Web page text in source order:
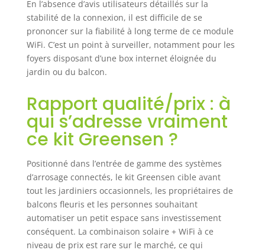
données
météorologiques
locales, à la
température et au
lever et au
d'éviter un
arrosage excessif
et vos plantes
reçoivent de l'eau
exactement
ont vraiment
besoin, même
pendant vos
vacances. Kit
complet avec tous
les accessoires
nécessaires pour
En l’absence d’avis utilisateurs détaillés sur la
stabilité de la connexion, il est difficile de se
prononcer sur la fiabilité à long terme de ce module
WiFi. C’est un point à surveiller, notamment pour les
foyers disposant d’une box internet éloignée du
jardin ou du balcon.
Rapport qualité/prix : à
qui s’adresse vraiment
ce kit Greensen ?
Positionné dans l’entrée de gamme des systèmes
d’arrosage connectés, le kit Greensen cible avant
tout les jardiniers occasionnels, les propriétaires de
balcons fleuris et les personnes souhaitant
automatiser un petit espace sans investissement
conséquent. La combinaison solaire + WiFi à ce
niveau de prix est rare sur le marché, ce qui